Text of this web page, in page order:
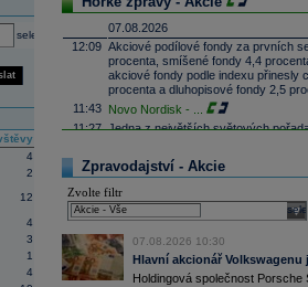
select
4
2
12
4
3
1
4
07.08.2026
12:09 Akciové podílové fondy za prvních
procenta, smíšené fondy 4,4
akciové fondy podle indexu přinesly
procenta a dluhopisové fondy 2,5
11:43 Novo Nordisk -
11:27 Jedna z největších světových
Nový společný podnik založí s
Bestsport O2 arenu a O2
investiční společnost, PPF dosud
11:16 Porsche SE, která je hlavním
se v pololetí propadla do čisté ztráty
Zároveň automobilku
konkurenceschopnosti (ČTK)
11:02
Italy's Prysmia...
Zpravodajství - Akcie
Zvolte filtr
07.08.2026 10:30
Hlavní akcionář
Holdingová společnost